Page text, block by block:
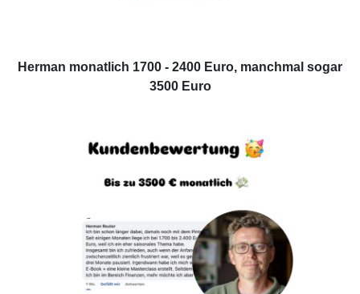
Herman monatlich 1700 - 2400 Euro, manchmal sogar
3500 Euro